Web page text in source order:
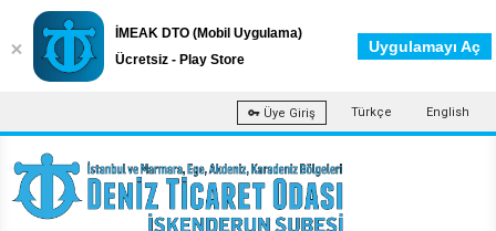
Üye Giriş Türkçe English
İMEAK DTO (Mobil Uygulama)
Ücretsiz - Play Store
Uygulamayı Aç